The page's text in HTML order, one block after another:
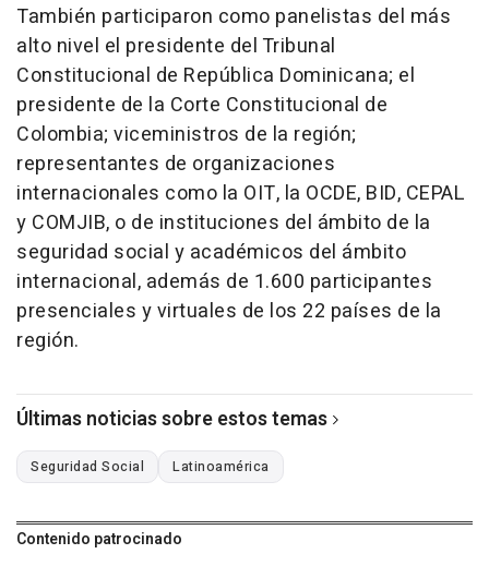
También participaron como panelistas del más
alto nivel el presidente del Tribunal
Constitucional de República Dominicana; el
presidente de la Corte Constitucional de
Colombia; viceministros de la región;
representantes de organizaciones
internacionales como la OIT, la OCDE, BID, CEPAL
y COMJIB, o de instituciones del ámbito de la
seguridad social y académicos del ámbito
internacional, además de 1.600 participantes
presenciales y virtuales de los 22 países de la
región.
Últimas noticias sobre estos temas
Seguridad Social Latinoamérica
Contenido patrocinado